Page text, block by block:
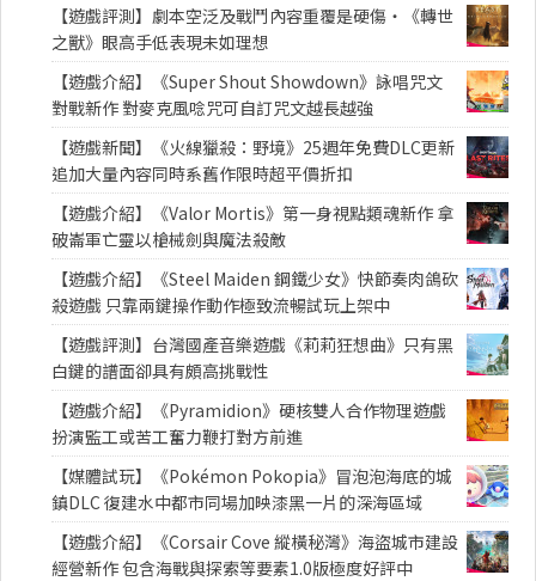
【遊戲評測】劇本空泛及戰鬥內容重覆是硬傷・《轉世
之獸》眼高手低表現未如理想
【遊戲介紹】《Super Shout Showdown》詠唱咒文
對戰新作 對麥克風唸咒可自訂咒文越長越強
【遊戲新聞】《火線獵殺：野境》25週年免費DLC更新
追加大量內容同時系舊作限時超平價折扣
【遊戲介紹】《Valor Mortis》第一身視點類魂新作 拿
破崙軍亡靈以槍械劍與魔法殺敵
【遊戲介紹】《Steel Maiden 鋼鐵少女》快節奏肉鴿砍
殺遊戲 只靠兩鍵操作動作極致流暢試玩上架中
【遊戲評測】台灣國產音樂遊戲《莉莉狂想曲》只有黑
白鍵的譜面卻具有頗高挑戰性
【遊戲介紹】《Pyramidion》硬核雙人合作物理遊戲
扮演監工或苦工奮力鞭打對方前進
【媒體試玩】《Pokémon Pokopia》冒泡泡海底的城
鎮DLC 復建水中都市同場加映漆黑一片的深海區域
【遊戲介紹】《Corsair Cove 縱橫秘灣》海盜城市建設
經營新作 包含海戰與探索等要素1.0版極度好評中